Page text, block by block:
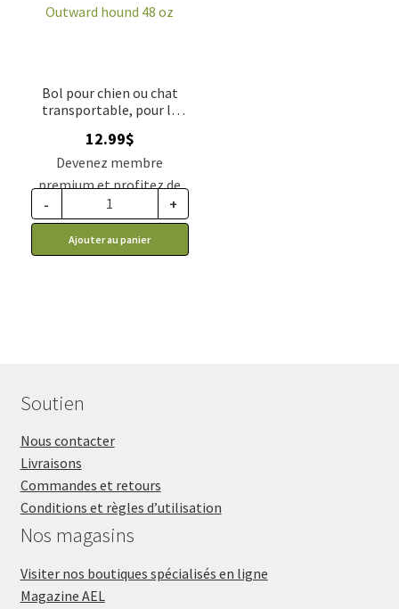
Bol pour chien ou chat
transportable, pour la
Outward hound 48 oz
12.99$
Devenez membre
premium et profitez de
ce prix rabais : 10.72$ CA
- +
Ajouter au panier
Soutien
Nous contacter
Livraisons
Commandes et retours
Conditions et règles d’utilisation
Nos magasins
Visiter nos boutiques spécialisés en ligne
Magazine AEL